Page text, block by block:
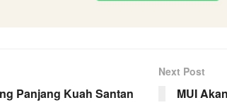
Panjang Kuah Santan
Next Post
MUI